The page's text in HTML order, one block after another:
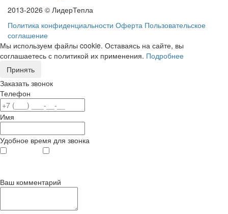
2013-2026 © ЛидерТепла
Политика конфиденциальности Оферта Пользовательское
соглашение
Мы используем файлы cookie. Оставаясь на сайте, вы
соглашаетесь с политикой их применения. Подробнее
Принять
Заказать звонок
Телефон
Имя
Удобное время для звонка
Ваш комментарий